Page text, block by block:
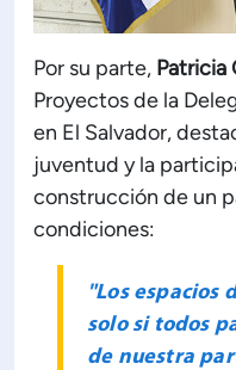
Por su parte, Patricia
Proyectos de la
en El Salvador,
juventud y la
construcción de un
condiciones:
"Los espacios
solo si todos
de nuestra